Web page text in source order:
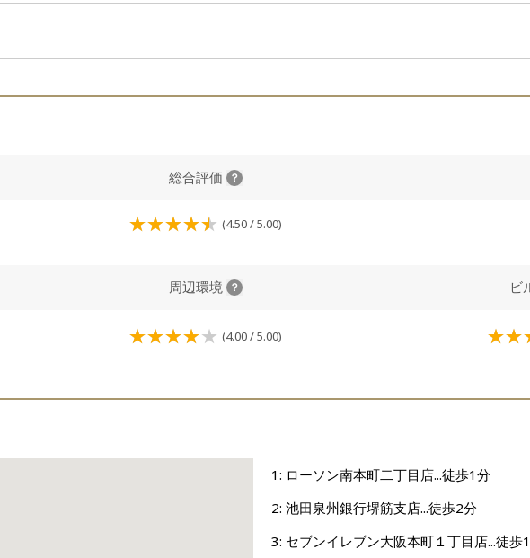
総合評価
(4.50 / 5.00)
周辺環境 ビ
(4.00 / 5.00)
1: ローソン南本町二丁目店...徒歩1分
2: 池田泉州銀行堺筋支店...徒歩2分
3: セブンイレブン大阪本町１丁目店...徒歩